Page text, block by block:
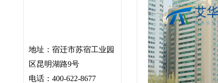
地址：宿迁市苏宿工业园
区昆明湖路9号
电话：400-622-8677